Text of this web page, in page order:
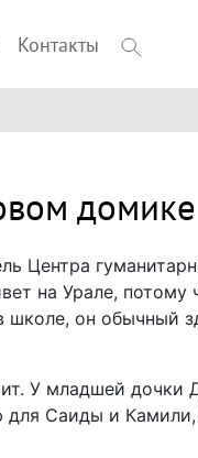
Контакты
домике
Центра
на Урале, потому
школе, он обычный
У младшей дочки
для Саиды и Камили,